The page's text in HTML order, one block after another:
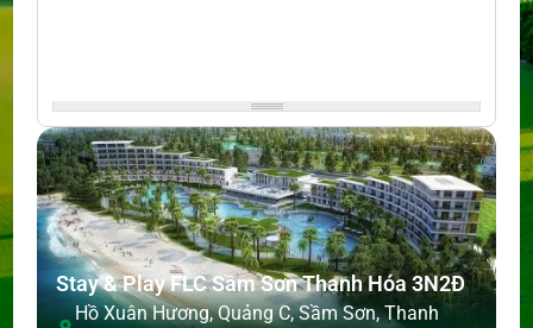
Stay & Play FLC Sầm Sơn Thanh Hóa 3N2Đ
Hồ Xuân Hương, Quảng C, Sầm Sơn, Thanh